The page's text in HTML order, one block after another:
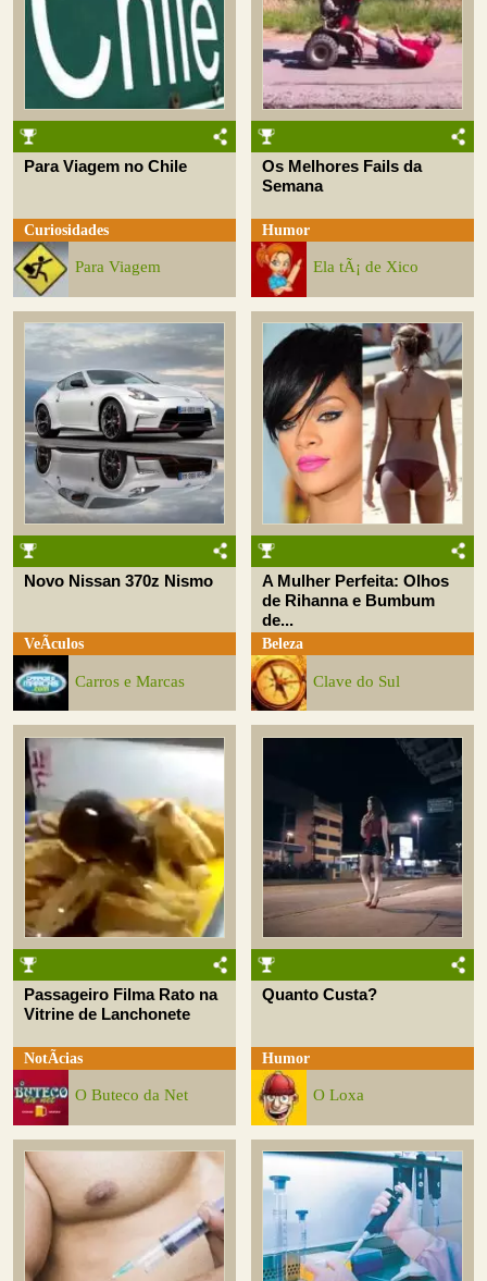
Para Viagem no Chile
Curiosidades
Para Viagem
Os Melhores Fails da
Semana
Humor
Ela tÃ¡ de Xico
Novo Nissan 370z Nismo
VeÃ­culos
Carros e Marcas
A Mulher Perfeita: Olhos
de Rihanna e Bumbum
de...
Beleza
Clave do Sul
Passageiro Filma Rato na
Vitrine de Lanchonete
NotÃ­cias
O Buteco da Net
Quanto Custa?
Humor
O Loxa